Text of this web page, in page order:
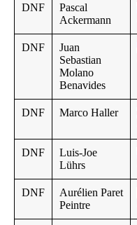
DNF
Pascal
Ackermann
DNF
Juan
Sebastian
Molano
Benavides
DNF
Marco Haller
DNF
Luis-Joe
Lührs
DNF
Aurélien Paret
Peintre